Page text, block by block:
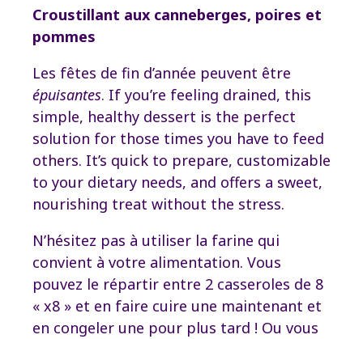
Croustillant aux canneberges, poires et
pommes
Les fêtes de fin d’année peuvent être
épuisantes. If you’re feeling drained, this
simple, healthy dessert is the perfect
solution for those times you have to feed
others. It’s quick to prepare, customizable
to your dietary needs, and offers a sweet,
nourishing treat without the stress.
N’hésitez pas à utiliser la farine qui
convient à votre alimentation. Vous
pouvez le répartir entre 2 casseroles de 8
« x8 » et en faire cuire une maintenant et
en congeler une pour plus tard ! Ou vous